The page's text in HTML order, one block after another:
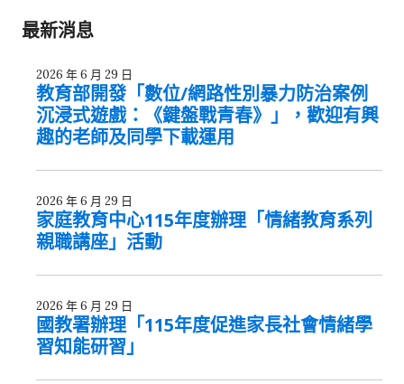
最新消息
2026 年 6 月 29 日
教育部開發「數位/網路性別暴力防治案例
沉浸式遊戲：《鍵盤戰青春》」，歡迎有興
趣的老師及同學下載運用
2026 年 6 月 29 日
家庭教育中心115年度辦理「情緒教育系列
親職講座」活動
2026 年 6 月 29 日
國教署辦理「115年度促進家長社會情緒學
習知能研習」